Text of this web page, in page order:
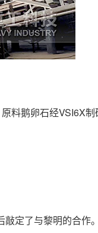
料鹅卵石经VSI6X
定了与黎明的合作